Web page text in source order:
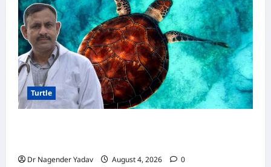
Turtle
Dr Nagender Yadav August 4, 2026 0